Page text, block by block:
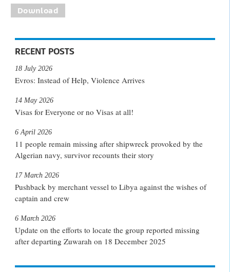
Download
RECENT POSTS
Evros: Instead of Help, Violence Arrives
18 July 2026
Visas for Everyone or no Visas at all!
14 May 2026
11 people remain missing after shipwreck provoked by the
Algerian navy, survivor recounts their story
6 April 2026
Pushback by merchant vessel to Libya against the wishes of
captain and crew
17 March 2026
Update on the efforts to locate the group reported missing
after departing Zuwarah on 18 December 2025
6 March 2026